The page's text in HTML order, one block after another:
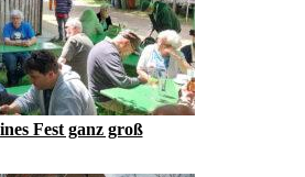
Fest ganz groß